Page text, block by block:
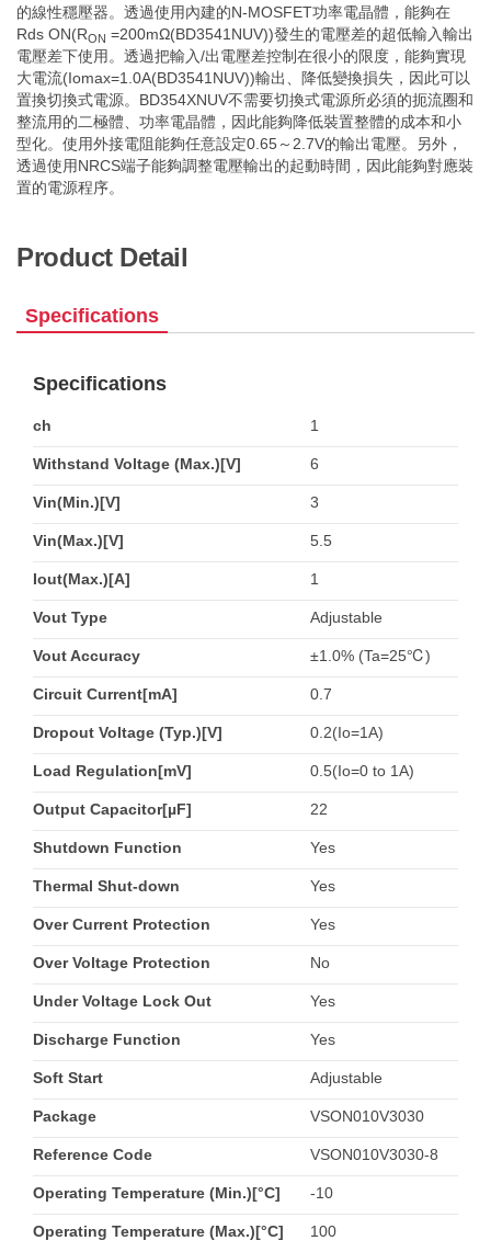
的線性穩壓器。透過使用內建的N-MOSFET功率電晶體，能夠在
Rds ON(RON =200mΩ(BD3541NUV))發生的電壓差的超低輸入輸出
電壓差下使用。透過把輸入/出電壓差控制在很小的限度，能夠實現
大電流(Iomax=1.0A(BD3541NUV))輸出、降低變換損失，因此可以
置換切換式電源。BD354XNUV不需要切換式電源所必須的扼流圈和
整流用的二極體、功率電晶體，因此能夠降低裝置整體的成本和小
型化。使用外接電阻能夠任意設定0.65～2.7V的輸出電壓。另外，
透過使用NRCS端子能夠調整電壓輸出的起動時間，因此能夠對應裝
置的電源程序。
Product Detail
Specifications
Specifications
ch 1
Withstand Voltage (Max.)[V] 6
Vin(Min.)[V] 3
Vin(Max.)[V] 5.5
Iout(Max.)[A] 1
Vout Type Adjustable
Vout Accuracy ±1.0% (Ta=25℃)
Circuit Current[mA] 0.7
Dropout Voltage (Typ.)[V] 0.2(Io=1A)
Load Regulation[mV] 0.5(Io=0 to 1A)
Output Capacitor[µF] 22
Shutdown Function Yes
Thermal Shut-down Yes
Over Current Protection Yes
Over Voltage Protection No
Under Voltage Lock Out Yes
Discharge Function Yes
Soft Start Adjustable
Package VSON010V3030
Reference Code VSON010V3030-8
Operating Temperature (Min.)[°C] -10
Operating Temperature (Max.)[°C] 100